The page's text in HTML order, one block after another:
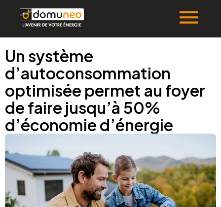
Un système
d’autoconsommation
optimisée permet au foyer
de faire jusqu’à 50%
d’économie d’énergie